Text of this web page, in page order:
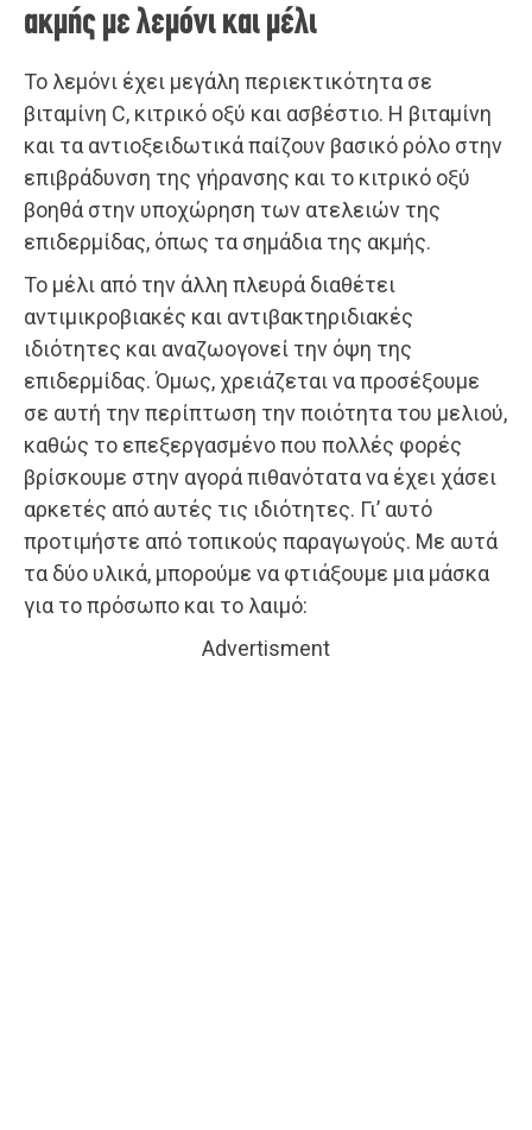
ακμής με λεμόνι και μέλι
Το λεμόνι έχει μεγάλη περιεκτικότητα σε
βιταμίνη C, κιτρικό οξύ και ασβέστιο. Η βιταμίνη
και τα αντιοξειδωτικά παίζουν βασικό ρόλο στην
επιβράδυνση της γήρανσης και το κιτρικό οξύ
βοηθά στην υποχώρηση των ατελειών της
επιδερμίδας, όπως τα σημάδια της ακμής.
Το μέλι από την άλλη πλευρά διαθέτει
αντιμικροβιακές και αντιβακτηριδιακές
ιδιότητες και αναζωογονεί την όψη της
επιδερμίδας. Όμως, χρειάζεται να προσέξουμε
σε αυτή την περίπτωση την ποιότητα του μελιού,
καθώς το επεξεργασμένο που πολλές φορές
βρίσκουμε στην αγορά πιθανότατα να έχει χάσει
αρκετές από αυτές τις ιδιότητες. Γι’ αυτό
προτιμήστε από τοπικούς παραγωγούς. Με αυτά
τα δύο υλικά, μπορούμε να φτιάξουμε μια μάσκα
για το πρόσωπο και το λαιμό:
Advertisment